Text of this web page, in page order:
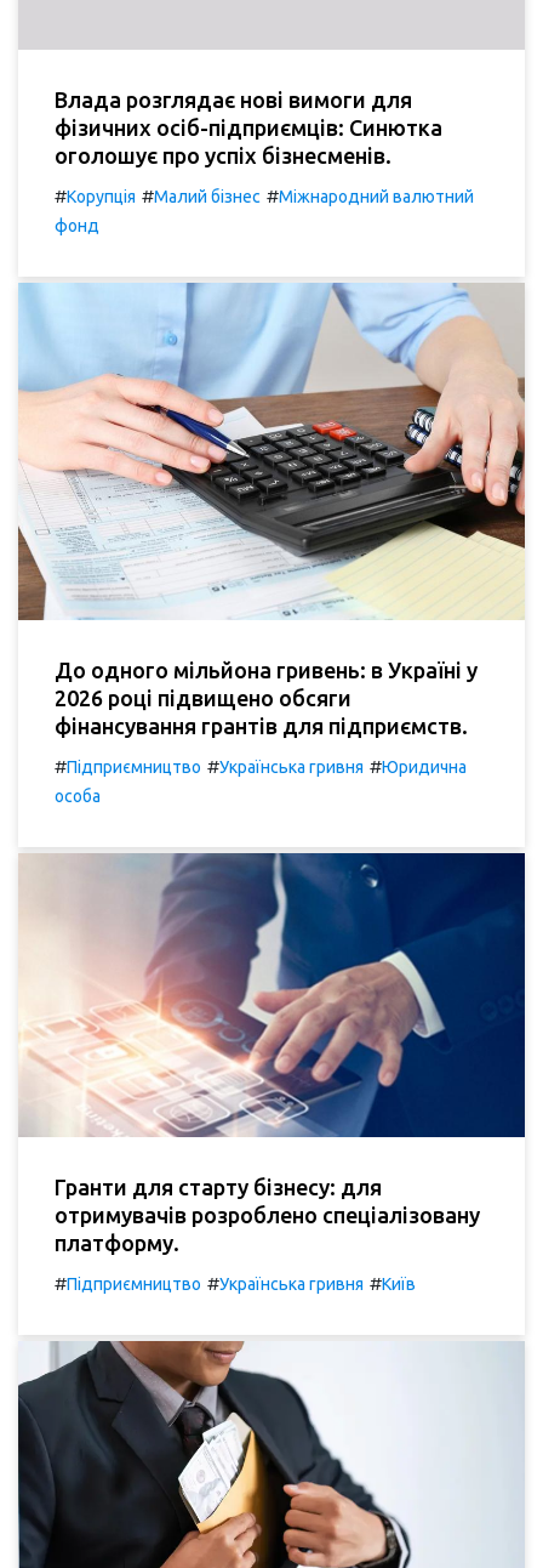
Влада розглядає нові вимоги для
фізичних осіб-підприємців: Синютка
оголошує про успіх бізнесменів.
#Корупція #Малий бізнес #Міжнародний валютний
фонд
До одного мільйона гривень: в Україні у
2026 році підвищено обсяги
фінансування грантів для підприємств.
#Підприємництво #Українська гривня #Юридична
особа
Гранти для старту бізнесу: для
отримувачів розроблено спеціалізовану
платформу.
#Підприємництво #Українська гривня #Київ